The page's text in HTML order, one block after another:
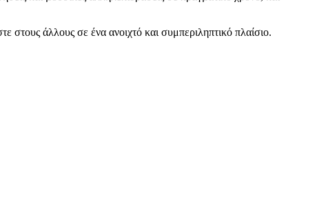
στους άλλους σε ένα ανοιχτό και συμπεριληπτικό πλαίσιο.